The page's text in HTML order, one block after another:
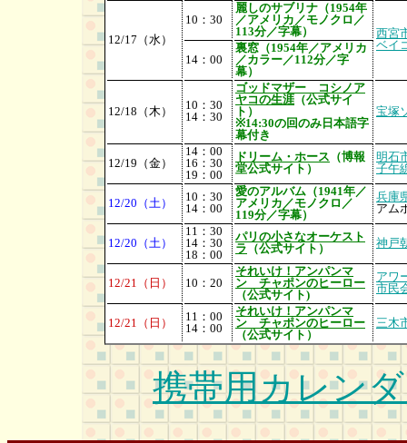
12/17（水）
10：30
麗しのサブリナ（1954年
／アメリカ／モノクロ／
113分／字幕）
西宮
ベイ
14：00
裏窓（1954年／アメリカ
／カラー／112分／字
幕）
12/18（木）
10：30
14：30
ゴッドマザー コシノア
ヤコの生涯 （公式サイ
ト）
※14:30の回のみ日本語字
幕付き
宝塚
12/19（金）
14：00
16：30
19：00
ドリーム・ホース （博報
堂公式サイト）
明石
子午
12/20（土）
10：30
14：00
愛のアルバム（1941年／
アメリカ／モノクロ／
119分／字幕）
兵庫
アム
12/20（土）
11：30
14：30
18：00
パリの小さなオーケスト
ラ （公式サイト） 神戸
12/21（日） 10：20
それいけ！アンパンマ
ン チャポンのヒーロー
（公式サイト)
アワ
市民
12/21（日）
11：00
14：00
それいけ！アンパンマ
ン チャポンのヒーロー
（公式サイト）
三木
携帯用カレン